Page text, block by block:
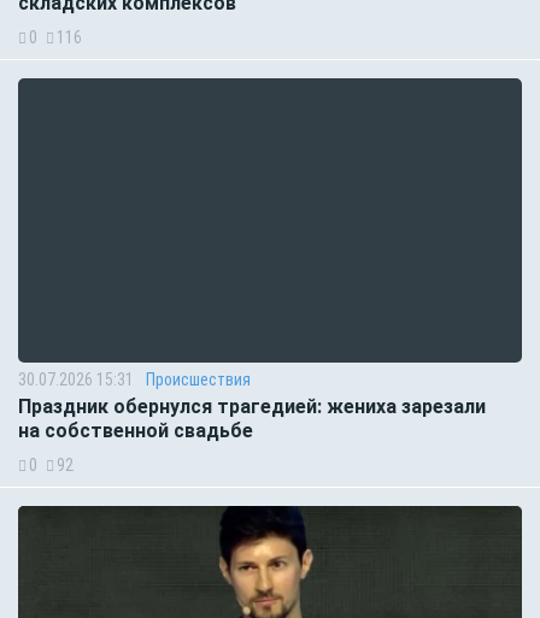
0 116
30.07.2026 15:31 Происшествия
Праздник обернулся трагедией: жениха зарезали
на собственной свадьбе
0 92